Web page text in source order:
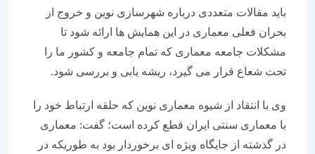
باید مقالات متعددی درباره شهرسازی نوین و خروج از
بحران فعلی معماری در این همایش ها ارائه شود تا
مشکلات جامعه معماری که تمام جامعه و کشور ما را
تحت شعاع قرار می گیرد، ریشه یابی و بررسی شود.
وی با انتقاد از شیوه معماری نوین که حلقه ارتباط خود را
با معماری سنتی ایران قطع کرده است؛ گفت: معماری
در گذشته از جایگاه ویژه ای برخوردار بود به طوریکه در